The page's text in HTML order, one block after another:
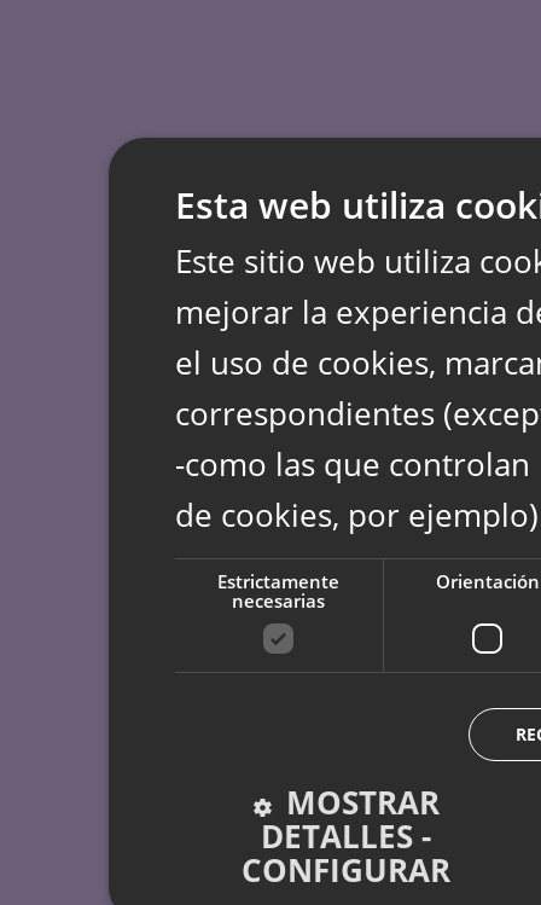
Esta web utiliza
Este sitio web utiliza
mejorar la experiencia
el uso de cookies,
correspondientes
-como las que
de cookies, por
Estrictamente
necesarias
Orientación
MOSTRAR
DETALLES -
CONFIGURAR